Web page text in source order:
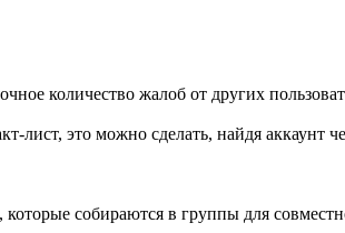
количество жалоб от других
лист, это можно сделать, найдя
которые собираются в группы для